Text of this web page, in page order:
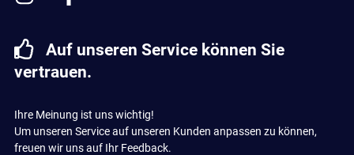
Auf unseren Service können Sie
vertrauen.
Ihre Meinung ist uns wichtig!
Um unseren Service auf unseren Kunden anpassen zu können,
freuen wir uns auf Ihr Feedback.